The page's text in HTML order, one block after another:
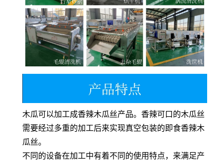
木瓜可以加工成香辣木瓜丝产品。香辣可口的木瓜丝
需要经过多重的加工后来实现真空包装的即食香辣木
瓜丝。
不同的设备在加工中有着不同的使用特点，来满足产